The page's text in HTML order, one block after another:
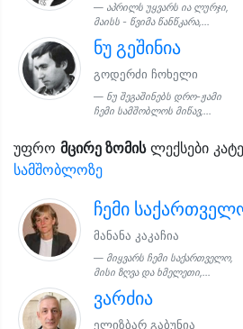
აპრილს უყვარს ია ლურჯი,
მაისს - წვიმა წანწკარა,...
ნუ გეშინია
გოდერძი ჩოხელი
ნუ შეგაშინებს დრო-ჟამი
ჩემი სამშობლოს მიწავ,...
უფრო მცირე ზომისლექსები
სამშობლოზე
ჩემი
მანანა კაკაჩია
მიყვარს ჩემი საქართველო,
მისი ზღვა და ხმელეთი,...
ვარძია
ელიზბარ გაბუნია